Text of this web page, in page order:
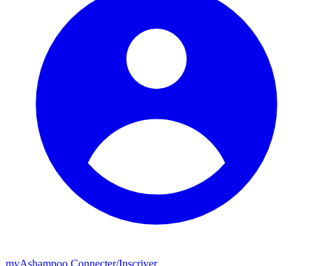
myAshampoo Connecter/Inscriver